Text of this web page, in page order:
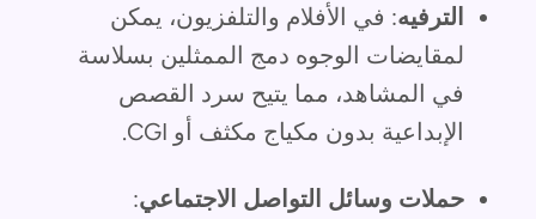
الترفيه: في الأفلام والتلفزيون، يمكن
لمقايضات الوجوه دمج الممثلين بسلاسة
في المشاهد، مما يتيح سرد القصص
الإبداعية بدون مكياج مكثف أو CGI.
حملات وسائل التواصل الاجتماعي: